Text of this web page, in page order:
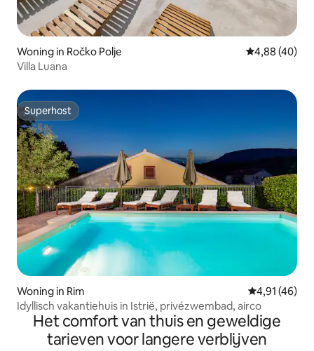
Woning in Ročko Polje Gemiddelde
4,88 (40)
Villa Luana
Superhost
Superhost
Woning in Rim Gemiddelde
4,91 (46)
Idyllisch vakantiehuis in Istrië, privézwembad, airco
Het comfort van thuis en geweldige
tarieven voor langere verblijven